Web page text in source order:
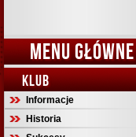
MENU GŁÓWNE
KLUB
Informacje
Historia